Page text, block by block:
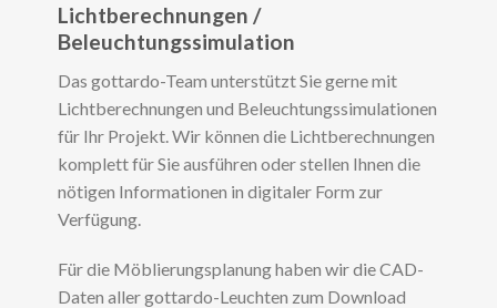
Lichtberechnungen /
Beleuchtungssimulation
Das gottardo-Team unterstützt Sie gerne mit
Lichtberechnungen und Beleuchtungssimulationen
für Ihr Projekt. Wir können die Lichtberechnungen
komplett für Sie ausführen oder stellen Ihnen die
nötigen Informationen in digitaler Form zur
Verfügung.
Für die Möblierungsplanung haben wir die CAD-
Daten aller gottardo-Leuchten zum Download